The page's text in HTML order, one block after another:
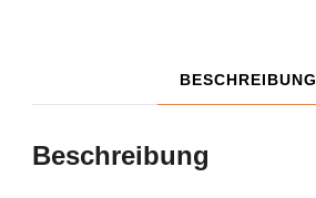
BESCHREIBUNG
Beschreibung